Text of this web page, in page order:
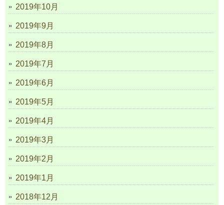
2019年10月
2019年9月
2019年8月
2019年7月
2019年6月
2019年5月
2019年4月
2019年3月
2019年2月
2019年1月
2018年12月